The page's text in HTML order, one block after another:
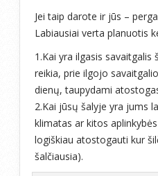
Jei taip darote ir jūs –
Labiausiai verta planuotis
1.Kai yra ilgasis
reikia, prie ilgojo
dienų, taupydami
2.Kai jūsų šalyje yra jums
klimatas ar kitos
logiškiau atostogauti kur
šalčiausia).